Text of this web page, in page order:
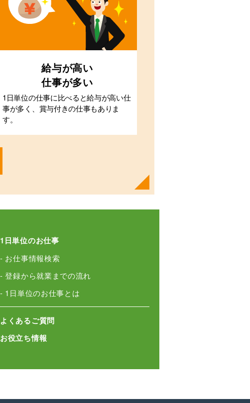
給与が高い
仕事が多い
1日単位の仕事に比べると給与が高い仕
事が多く、賞与付きの仕事もありま
す。
1日単位のお仕事
- お仕事情報検索
- 登録から就業までの流れ
- 1日単位のお仕事とは
よくあるご質問
お役立ち情報